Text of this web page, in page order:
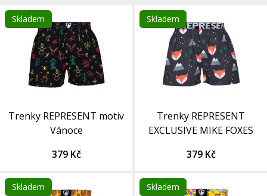
Skladem
Trenky REPRESENT motiv
Vánoce
379 Kč
Skladem
Trenky REPRESENT
EXCLUSIVE MIKE FOXES
379 Kč
Skladem Skladem